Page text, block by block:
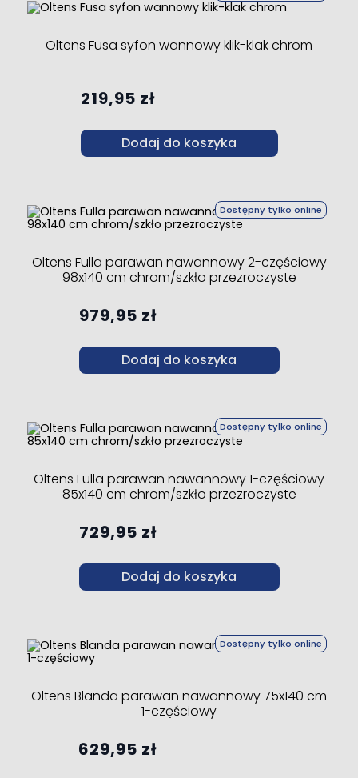
Oltens Fusa syfon wannowy klik-klak chrom
219,95 zł
Dodaj do koszyka
Dostępny tylko online
Oltens Fulla parawan nawannowy 2-częściowy
98x140 cm chrom/szkło przezroczyste
979,95 zł
Dodaj do koszyka
Dostępny tylko online
Oltens Fulla parawan nawannowy 1-częściowy
85x140 cm chrom/szkło przezroczyste
729,95 zł
Dodaj do koszyka
Dostępny tylko online
Oltens Blanda parawan nawannowy 75x140 cm
1-częściowy
629,95 zł